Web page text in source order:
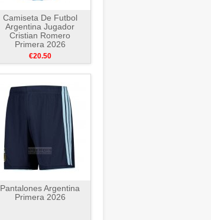
Camiseta De Futbol
Argentina Jugador
Cristian Romero
Primera 2026
€20.50
Pantalones Argentina
Primera 2026